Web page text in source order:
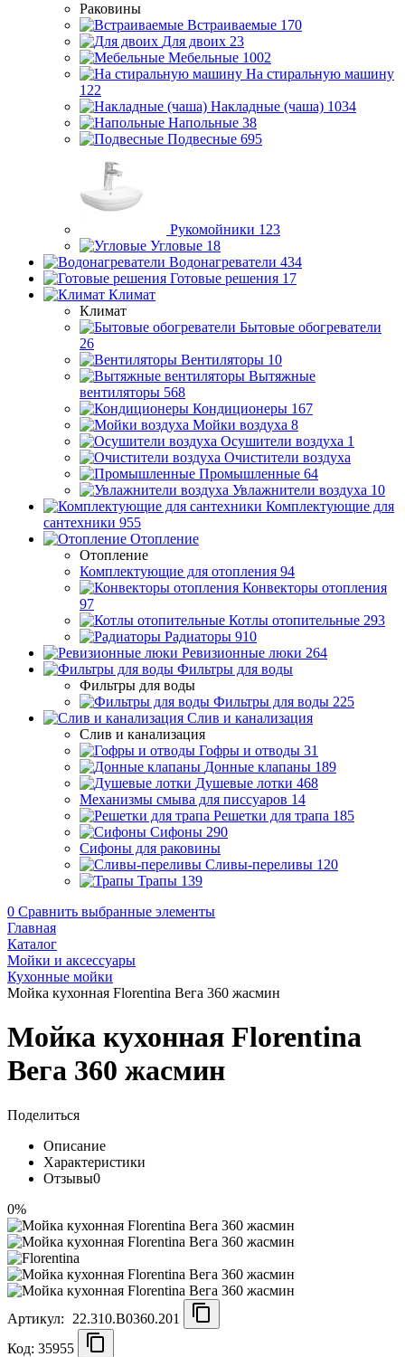
Раковины
Встраиваемые 170
Для двоих 23
Мебельные 1002
На стиральную машину
122
Накладные (чаша) 1034
Напольные 38
Подвесные 695
Рукомойники 123
Угловые 18
Водонагреватели 434
Готовые решения 17
Климат
Климат
Бытовые обогреватели
26
Вентиляторы 10
Вытяжные
вентиляторы 568
Кондиционеры 167
Мойки воздуха 8
Осушители воздуха 1
Очистители воздуха
Промышленные 64
Увлажнители воздуха 10
Комплектующие для
сантехники 955
Отопление
Отопление
Комплектующие для отопления 94
Конвекторы отопления
97
Котлы отопительные 293
Радиаторы 910
Ревизионные люки 264
Фильтры для воды
Фильтры для воды
Фильтры для воды 225
Слив и канализация
Слив и канализация
Гофры и отводы 31
Донные клапаны 189
Душевые лотки 468
Механизмы смыва для писсуаров 14
Решетки для трапа 185
Сифоны 290
Сифоны для раковины
Сливы-переливы 120
Трапы 139
0 Сравнить выбранные элементы
Главная
Каталог
Мойки и аксессуары
Кухонные мойки
Мойка кухонная Florentina Вега 360 жасмин
Мойка кухонная Florentina
Вега 360 жасмин
Поделиться
Описание
Характеристики
Отзывы0
0%
Артикул:
22.310.B0360.201
Код: 35955